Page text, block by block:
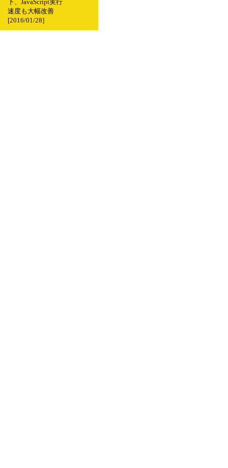
下、JavaScript実行
速度も大幅改善
[2016/01/28]